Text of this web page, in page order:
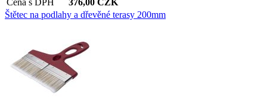
Cena s DPH
376,00 CZK
Štětec na podlahy a dřevěné terasy 200mm